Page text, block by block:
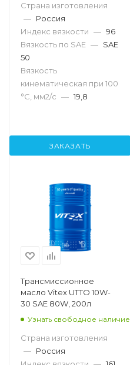
Страна изготовления
— Россия
Индекс вязкости — 96
Вязкость по SAE — SAE
50
Вязкость
кинематическая при 100
°С, мм2/с — 19,8
ЗАКАЗАТЬ
Трансмиссионное
масло Vitex UTTO 10W-
30 SAE 80W, 200л
Узнать свободное наличие
Страна изготовления
— Россия